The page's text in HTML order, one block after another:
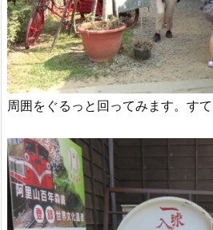
周囲をぐるっと回ってみます。すて